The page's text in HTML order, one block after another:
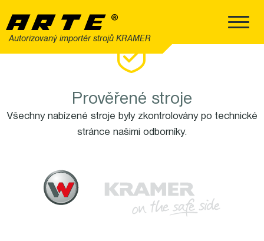
Autorizovaný importér strojů KRAMER
Prověřené stroje
Všechny nabízené stroje byly zkontrolovány po technické
stránce našimi odborníky.